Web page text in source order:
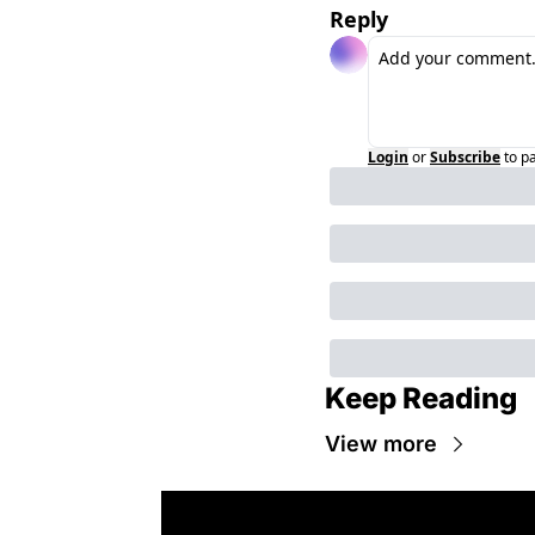
Reply
Login orSubscribeto
Keep Reading
View more